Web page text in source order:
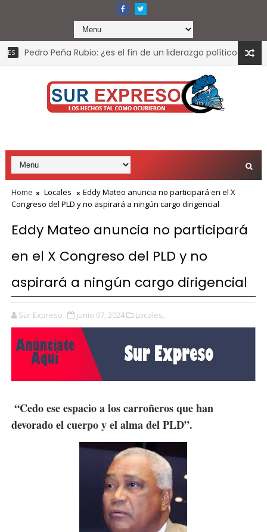
Pedro Peña Rubio: ¿es el fin de un liderazgo político?
Home Locales
Eddy Mateo anuncia no participará en el X
Congreso del PLD y no aspirará a ningún cargo dirigencial
Eddy Mateo anuncia no participará
en el X Congreso del PLD y no
aspirará a ningún cargo dirigencial
Sur Expreso junio 07, 2024 Locales,
“Cedo ese espacio a los carroñeros que han
devorado el cuerpo y el alma del PLD”.